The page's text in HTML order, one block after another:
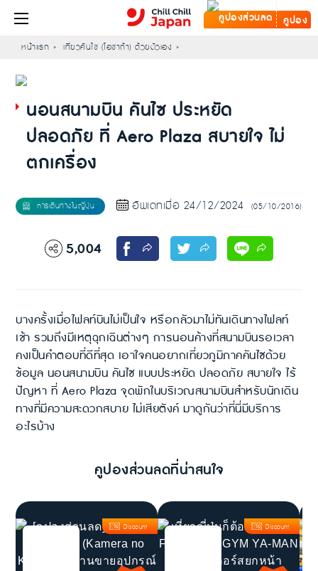
คูปอง
หน้าแรก เที่ยวคันไซ (โอซาก้า) ด้วยตัวเอง
นอนสนามบิน คันไซ ประหยัด
ปลอดภัย ที่ Aero Plaza สบายใจ ไม่
ตกเครื่อง
อัพเดทเมื่อ 24/12/2024 (05/10/2016)
5,004
บางครั้งเมื่อไฟลท์บินไม่เป็นใจ หรือกลัวมาไม่ทันเดินทางไฟลท์
เช้า รวมถึงมีเหตุฉุกเฉินต่างๆ การนอนค้างที่สนามบินรอเวลา
คงเป็นคำตอบที่ดีที่สุด เอาใจคนอยากเที่ยวภูมิภาคคันไซด้วย
ข้อมูล นอนสนามบิน คันไซ แบบประหยัด ปลอดภัย สบายใจ ไร้
ปัญหา ที่ Aero Plaza จุดพักในบริเวณสนามบินสำหรับนักเดิน
ทางที่มีความสะดวกสบาย ไม่เสียตังค์ มาดูกันว่าที่นี่มีบริการ
อะไรบ้าง
คูปองส่วนลดที่น่าสนใจ
Discount Discount